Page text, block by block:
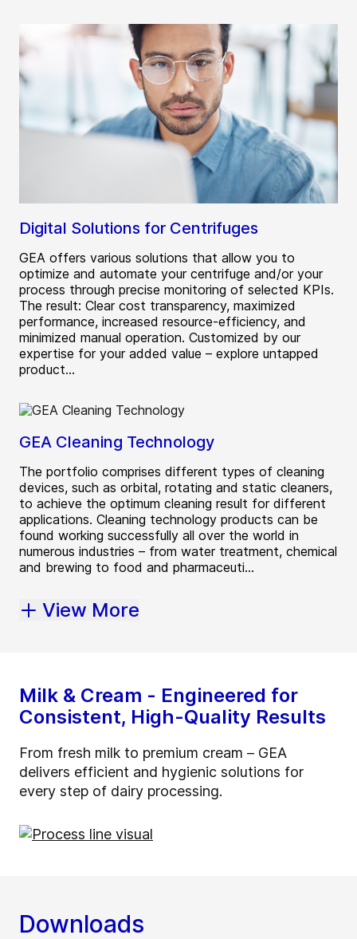
Digital Solutions for Centrifuges
GEA offers various solutions that allow you to
optimize and automate your centrifuge and/or your
process through precise monitoring of selected KPIs.
The result: Clear cost transparency, maximized
performance, increased resource-efficiency, and
minimized manual operation. Customized by our
expertise for your added value – explore untapped
product...
GEA Cleaning Technology
The portfolio comprises different types of cleaning
devices, such as orbital, rotating and static cleaners,
to achieve the optimum cleaning result for different
applications. Cleaning technology products can be
found working successfully all over the world in
numerous industries – from water treatment, chemical
and brewing to food and pharmaceuti...
View More
Milk & Cream - Engineered for
Consistent, High-Quality Results
From fresh milk to premium cream – GEA
delivers efficient and hygienic solutions for
every step of dairy processing.
Downloads